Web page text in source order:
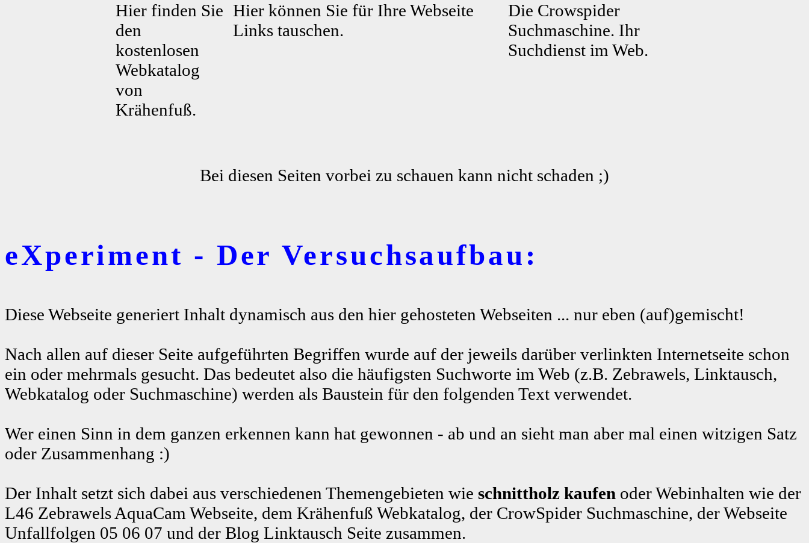
Hier finden Sie
den
kostenlosen
Webkatalog
von
Krähenfuß.
Hier können Sie für Ihre Webseite
Links tauschen.
Die Crowspider
Suchmaschine. Ihr
Suchdienst im Web.
Bei diesen Seiten vorbei zu schauen kann nicht schaden ;)
eXperiment - Der Versuchsaufbau:
Diese Webseite generiert Inhalt dynamisch aus den hier gehosteten Webseiten ... nur eben (auf)gemischt!
Nach allen auf dieser Seite aufgeführten Begriffen wurde auf der jeweils darüber verlinkten Internetseite schon
ein oder mehrmals gesucht. Das bedeutet also die häufigsten Suchworte im Web (z.B. Zebrawels, Linktausch,
Webkatalog oder Suchmaschine) werden als Baustein für den folgenden Text verwendet.
Wer einen Sinn in dem ganzen erkennen kann hat gewonnen - ab und an sieht man aber mal einen witzigen Satz
oder Zusammenhang :)
Der Inhalt setzt sich dabei aus verschiedenen Themengebieten wie schnittholz kaufen oder Webinhalten wie der
L46 Zebrawels AquaCam Webseite, dem Krähenfuß Webkatalog, der CrowSpider Suchmaschine, der Webseite
Unfallfolgen 05 06 07 und der Blog Linktausch Seite zusammen.